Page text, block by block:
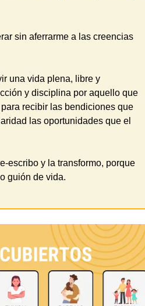
sin aferrarme a las creencias
una vida plena, libre y
y disciplina por aquello que
recibir las bendiciones que
las oportunidades que el
escribo y la transformo, porque
guión de vida.